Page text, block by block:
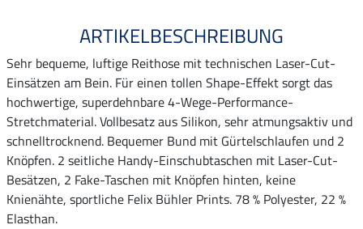
ARTIKELBESCHREIBUNG
Sehr bequeme, luftige Reithose mit technischen Laser-Cut-
Einsätzen am Bein. Für einen tollen Shape-Effekt sorgt das
hochwertige, superdehnbare 4-Wege-Performance-
Stretchmaterial. Vollbesatz aus Silikon, sehr atmungsaktiv und
schnelltrocknend. Bequemer Bund mit Gürtelschlaufen und 2
Knöpfen. 2 seitliche Handy-Einschubtaschen mit Laser-Cut-
Besätzen, 2 Fake-Taschen mit Knöpfen hinten, keine
Knienähte, sportliche Felix Bühler Prints. 78 % Polyester, 22 %
Elasthan.